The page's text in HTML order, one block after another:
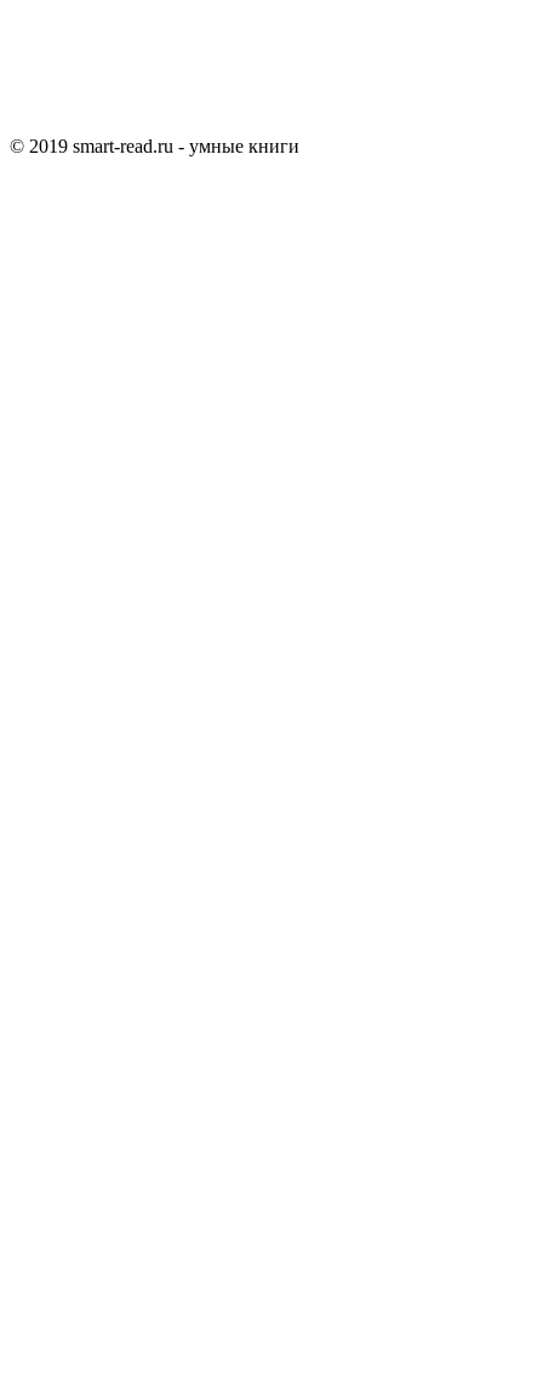
© 2019 smart-read.ru - умные книги